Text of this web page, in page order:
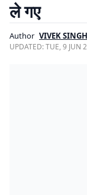
ले गए
Author VIVEK SINGH
UPDATED:TUE, 9 JUN